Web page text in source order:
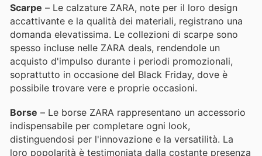
Scarpe – Le calzature ZARA, note per il loro design
accattivante e la qualità dei materiali, registrano una
domanda elevatissima. Le collezioni di scarpe sono
spesso incluse nelle ZARA deals, rendendole un
acquisto d'impulso durante i periodi promozionali,
soprattutto in occasione del Black Friday, dove è
possibile trovare vere e proprie occasioni.
Borse – Le borse ZARA rappresentano un accessorio
indispensabile per completare ogni look,
distinguendosi per l'innovazione e la versatilità. La
loro popolarità è testimoniata dalla costante presenza